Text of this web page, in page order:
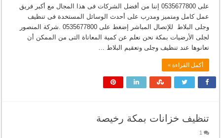
على 0535677800 إننا من أفضل الشركات فى هذا المجال مع أكبر فريق
عمل كامل ومتميز ومدرب على أحدث الوسائل المستخدة فى تنظيف
وجلى البلاط للإتصال المباشر إضغط على 0535677800 .شركة المنصور
لجلى الأرضيات بمكة نحن نعلم عن كمية المعاناة التى من الممكن أن
تعانوها عند تنظيف وجلى وتعقيم البلاط …
أكمل القراءة »
تنظيف خزانات بمكة رخيصة
1